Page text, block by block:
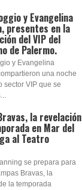
y Evangelina
presentes en la
del VIP del
de Palermo.
y Evangelina
una noche
sector VIP que se
la revelación
en Mar del
al Teatro
se prepara para
Bravas, la
la temporada